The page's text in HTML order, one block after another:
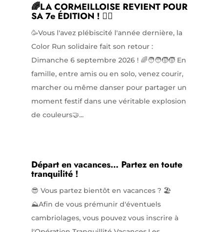
🌈LA CORMEILLOISE REVIENT POUR
SA 7e ÉDITION ! 🏃‍♀️
🥳Vous l'avez plébiscité l'année dernière, la
Color Run solidaire fait son retour :
Dimanche 6 septembre 2026 ! 🌈🧑‍🧑‍🧒‍🧒 En
famille, entre amis ou en solo, venez courir,
marcher ou même danser pour partager un
moment festif dans une véritable explosion
de couleurs🤝...
Départ en vacances… Partez en toute
tranquilité !
😎 Vous partez bientôt en vacances ? 🏖️
⛰️Afin de vous prémunir d'éventuels
cambriolages, vous pouvez vous inscrire à